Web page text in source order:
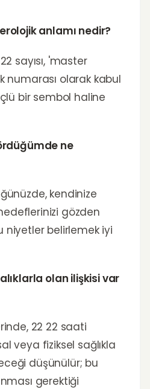
anlamı nedir?
sayısı, 'master
numarası olarak kabul
bir sembol haline
ne
kendinize
gözden
niyetler belirlemek iyi
olan ilişkisi var
22 22 saati
veya fiziksel sağlıkla
düşünülür; bu
gerektiği